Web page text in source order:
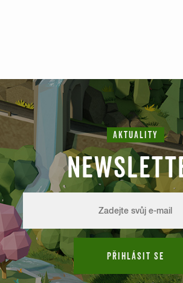
AKTUALITY
PŘIHLÁSIT SE